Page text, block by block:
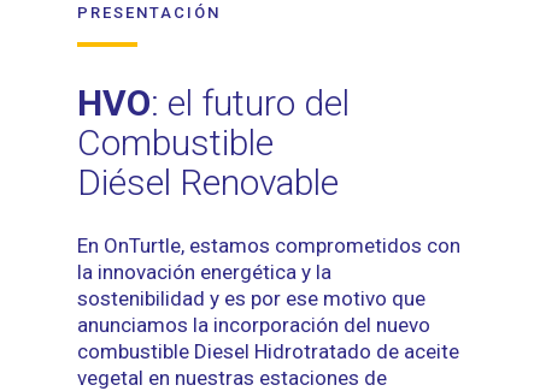
PRESENTACIÓN
HVO: el futuro del
Combustible
Diésel Renovable
En OnTurtle, estamos comprometidos con
la innovación energética y la
sostenibilidad y es por ese motivo que
anunciamos la incorporación del nuevo
combustible Diesel Hidrotratado de aceite
vegetal en nuestras estaciones de